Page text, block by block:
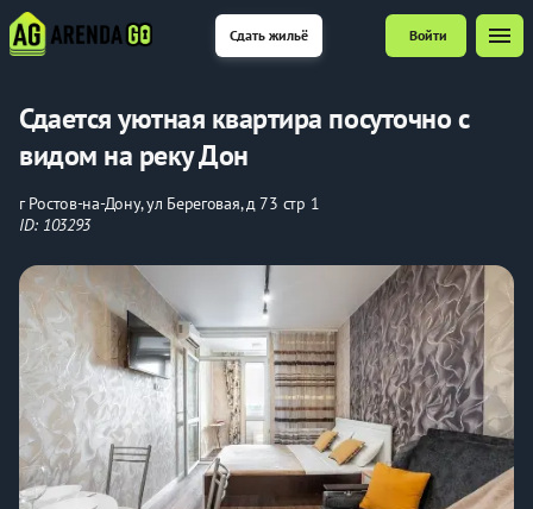
Сдать жильё Войти menu
Сдается уютная квартира посуточно с
видом на реку Дон
г Ростов-на-Дону, ул Береговая, д 73 стр 1
ID: 103293